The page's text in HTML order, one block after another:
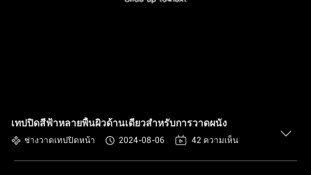
เทปปิดสีฟ้าหลายพื้นผิวด้านเดียวสําหรับการวาดผนัง
ช่างวาดเทปปิดหน้า 2024-08-06 42 ความเห็น